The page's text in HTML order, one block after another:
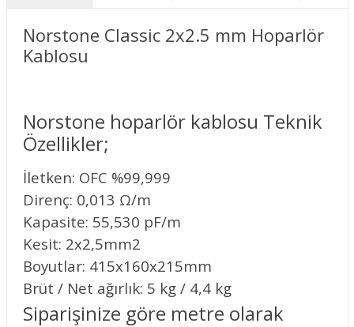
Norstone Classic 2x2.5 mm Hoparlör
Kablosu
Norstone hoparlör kablosu Teknik
Özellikler;
İletken: OFC %99,999
Direnç: 0,013 Ω/m
Kapasite: 55,530 pF/m
Kesit: 2x2,5mm2
Boyutlar: 415x160x215mm
Brüt / Net ağırlık: 5 kg / 4,4 kg
Siparişinize göre metre olarak